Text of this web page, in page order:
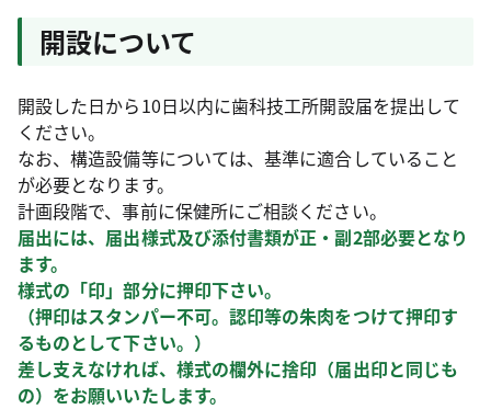
開設について
開設した日から10日以内に歯科技工所開設届を提出して
ください。
なお、構造設備等については、基準に適合していること
が必要となります。
計画段階で、事前に保健所にご相談ください。
届出には、届出様式及び添付書類が正・副2部必要となり
ます。
様式の「印」部分に押印下さい。
（押印はスタンパー不可。認印等の朱肉をつけて押印す
るものとして下さい。）
差し支えなければ、様式の欄外に捨印（届出印と同じも
の）をお願いいたします。